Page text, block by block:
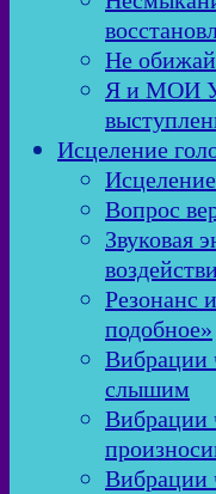
Не
Я и МОИ
Исцеление
Вопрос
Звуковая
Резонанс
подобное»
Вибрации
слышим
Вибрации
Вибрации